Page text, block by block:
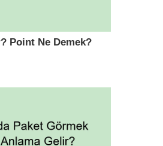
Point Ne Demek?